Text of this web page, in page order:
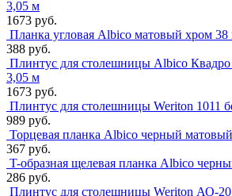
3,05 м
1673 руб.
Планка угловая Albico матовый хром
388 руб.
Плинтус для столешницы Albico
3,05 м
1673 руб.
Плинтус для столешницы Weriton 1011
989 руб.
Торцевая планка Albico черный
367 руб.
T-образная щелевая планка Albico
286 руб.
Плинтус для столешницы Weriton АО-